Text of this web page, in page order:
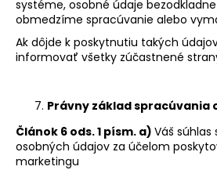
systéme, osobné údaje
obmedzíme spracúvanie alebo
Ak dôjde k poskytnutiu takých
informovať všetky zúčastnené
Právny základ spracúvania
Článok 6 ods. 1 písm. a) Váš
osobných údajov za účelom
marketingu